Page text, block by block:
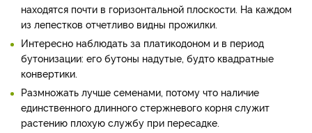
находятся почти в горизонтальной плоскости. На каждом
из лепестков отчетливо видны прожилки.
Интересно наблюдать за платикодоном и в период
бутонизации: его бутоны надутые, будто квадратные
конвертики.
Размножать лучше семенами, потому что наличие
единственного длинного стержневого корня служит
растению плохую службу при пересадке.